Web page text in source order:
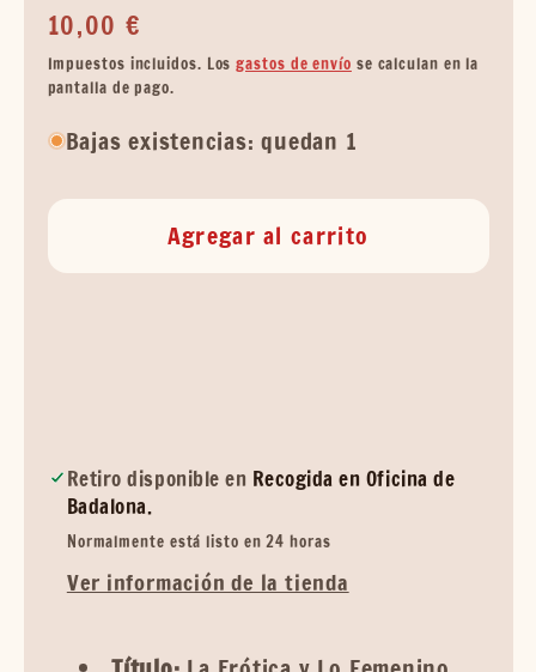
Precio
habitual
10,00 €
Impuestos incluidos. Losgastos de envío se calculan en la
pantalla de pago.
Bajas existencias: quedan 1
Agregar al carrito
Retiro disponible en Recogida en Oficina de
Badalona.
Normalmente está listo en 24 horas
Ver información de la tienda